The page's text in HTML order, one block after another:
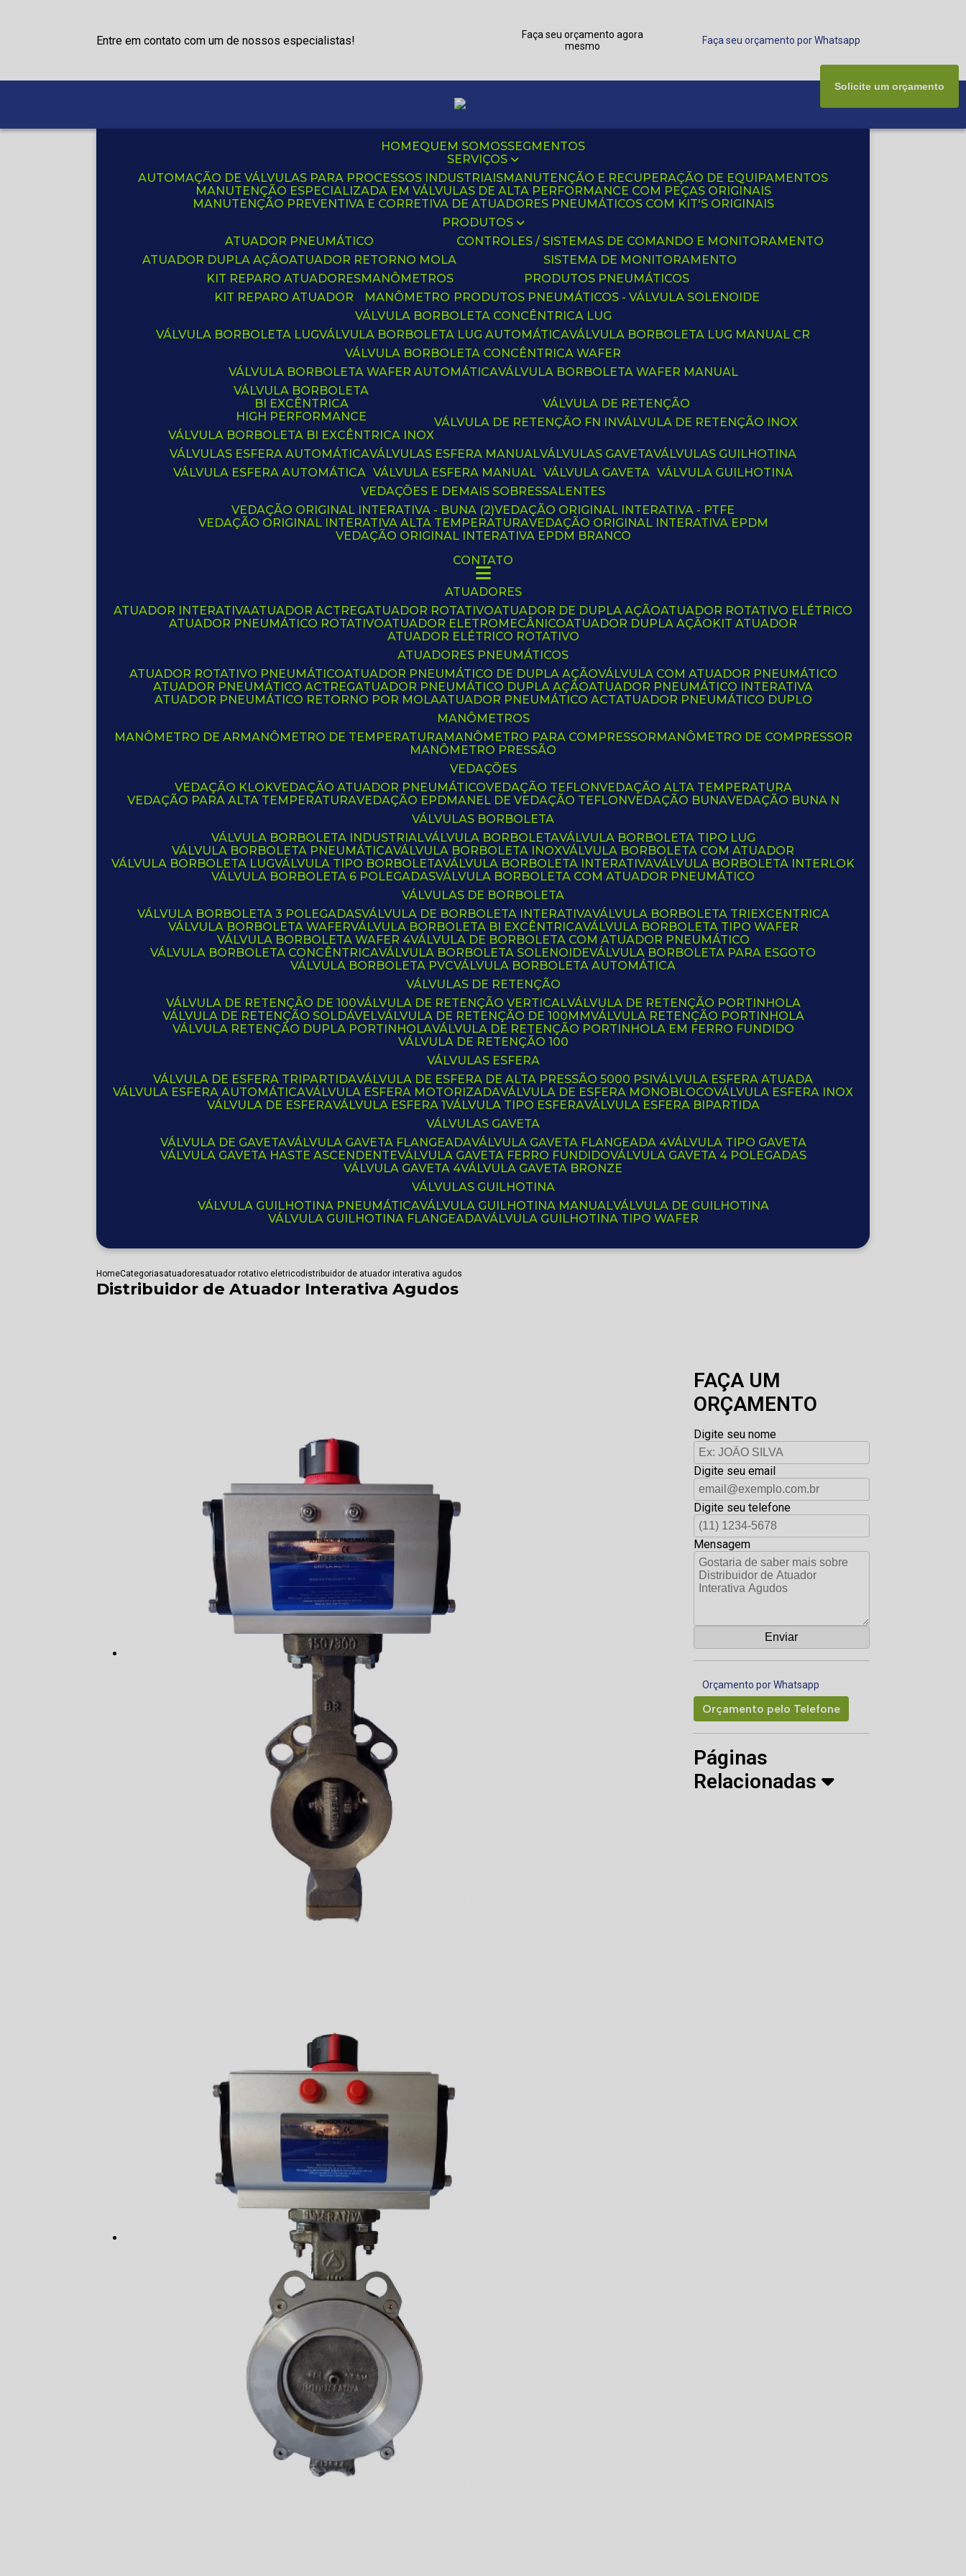
Entre em contato com um de nossos especialistas!
Faça seu orçamento agora
mesmo
Faça seu orçamento por Whatsapp
HOME QUEM SOMOS
SEGMENTOS
SERVIÇOS
AUTOMAÇÃO DE VÁLVULAS PARA PROCESSOS INDUSTRIAIS
MANUTENÇÃO E RECUPERAÇÃO DE EQUIPAMENTOS
MANUTENÇÃO ESPECIALIZADA EM VÁLVULAS DE ALTA PERFORMANCE COM PEÇAS ORIGINAIS
MANUTENÇÃO PREVENTIVA E CORRETIVA DE ATUADORES PNEUMÁTICOS COM KIT'S ORIGINAIS
PRODUTOS
ATUADOR PNEUMÁTICO
ATUADOR DUPLA AÇÃO
ATUADOR RETORNO MOLA
CONTROLES / SISTEMAS DE COMANDO E MONITORAMENTO
SISTEMA DE MONITORAMENTO
KIT REPARO ATUADORES
KIT REPARO ATUADOR
MANÔMETROS
MANÔMETRO
PRODUTOS PNEUMÁTICOS
PRODUTOS PNEUMÁTICOS - VÁLVULA SOLENOIDE
VÁLVULA BORBOLETA CONCÊNTRICA LUG
VÁLVULA BORBOLETA LUG VÁLVULA BORBOLETA LUG AUTOMÁTICA VÁLVULA BORBOLETA LUG MANUAL CR
VÁLVULA BORBOLETA CONCÊNTRICA WAFER
VÁLVULA BORBOLETA WAFER AUTOMÁTICA VÁLVULA BORBOLETA WAFER MANUAL
VÁLVULA BORBOLETA
BI EXCÊNTRICA
HIGH PERFORMANCE
VÁLVULA BORBOLETA BI EXCÊNTRICA INOX
VÁLVULA DE RETENÇÃO
VÁLVULA DE RETENÇÃO FN IN VÁLVULA DE RETENÇÃO INOX
VÁLVULAS ESFERA AUTOMÁTICA
VÁLVULA ESFERA AUTOMÁTICA
VÁLVULAS ESFERA MANUAL
VÁLVULA ESFERA MANUAL
VÁLVULAS GAVETA
VÁLVULA GAVETA
VÁLVULAS GUILHOTINA
VÁLVULA GUILHOTINA
VEDAÇÕES E DEMAIS SOBRESSALENTES
VEDAÇÃO ORIGINAL INTERATIVA - BUNA (2)
VEDAÇÃO ORIGINAL INTERATIVA - PTFE
VEDAÇÃO ORIGINAL INTERATIVA ALTA TEMPERATURA VEDAÇÃO ORIGINAL INTERATIVA EPDM
VEDAÇÃO ORIGINAL INTERATIVA EPDM BRANCO
CONTATO
ATUADORES
ATUADOR INTERATIVA ATUADOR ACTREG ATUADOR ROTATIVO ATUADOR DE DUPLA AÇÃO
ATUADOR ROTATIVO ELÉTRICO
ATUADOR PNEUMÁTICO ROTATIVO
ATUADOR ELETROMECÂNICO ATUADOR DUPLA AÇÃO
KIT ATUADOR
ATUADOR ELÉTRICO ROTATIVO
ATUADORES PNEUMÁTICOS
ATUADOR ROTATIVO PNEUMÁTICO
ATUADOR PNEUMÁTICO DE DUPLA AÇÃO VÁLVULA COM ATUADOR PNEUMÁTICO
ATUADOR PNEUMÁTICO ACTREG
ATUADOR PNEUMÁTICO DUPLA AÇÃO
ATUADOR PNEUMÁTICO INTERATIVA
ATUADOR PNEUMÁTICO RETORNO POR MOLA ATUADOR PNEUMÁTICO ACT
ATUADOR PNEUMÁTICO DUPLO
MANÔMETROS
MANÔMETRO DE AR
MANÔMETRO DE TEMPERATURA MANÔMETRO PARA COMPRESSOR
MANÔMETRO DE COMPRESSOR
MANÔMETRO PRESSÃO
VEDAÇÕES
VEDAÇÃO KLOK VEDAÇÃO ATUADOR PNEUMÁTICO VEDAÇÃO TEFLON
VEDAÇÃO ALTA TEMPERATURA
VEDAÇÃO PARA ALTA TEMPERATURA VEDAÇÃO EPDM ANEL DE VEDAÇÃO TEFLON VEDAÇÃO BUNA VEDAÇÃO BUNA N
VÁLVULAS BORBOLETA
VÁLVULA BORBOLETA INDUSTRIAL VÁLVULA BORBOLETA VÁLVULA BORBOLETA TIPO LUG
VÁLVULA BORBOLETA PNEUMÁTICA VÁLVULA BORBOLETA INOX VÁLVULA BORBOLETA COM ATUADOR
VÁLVULA BORBOLETA LUG VÁLVULA TIPO BORBOLETA VÁLVULA BORBOLETA INTERATIVA VÁLVULA BORBOLETA INTERLOK
VÁLVULA BORBOLETA 6 POLEGADAS VÁLVULA BORBOLETA COM ATUADOR PNEUMÁTICO
VÁLVULAS DE BORBOLETA
VÁLVULA BORBOLETA 3 POLEGADAS VÁLVULA DE BORBOLETA INTERATIVA VÁLVULA BORBOLETA TRIEXCENTRICA
VÁLVULA BORBOLETA WAFER VÁLVULA BORBOLETA BI EXCÊNTRICA VÁLVULA BORBOLETA TIPO WAFER
VÁLVULA BORBOLETA WAFER 4 VÁLVULA DE BORBOLETA COM ATUADOR PNEUMÁTICO
VÁLVULA BORBOLETA CONCÊNTRICA VÁLVULA BORBOLETA SOLENOIDE VÁLVULA BORBOLETA PARA ESGOTO
VÁLVULA BORBOLETA PVC VÁLVULA BORBOLETA AUTOMÁTICA
VÁLVULAS DE RETENÇÃO
VÁLVULA DE RETENÇÃO DE 100 VÁLVULA DE RETENÇÃO VERTICAL VÁLVULA DE RETENÇÃO PORTINHOLA
VÁLVULA DE RETENÇÃO SOLDÁVEL VÁLVULA DE RETENÇÃO DE 100MM
VÁLVULA RETENÇÃO PORTINHOLA
VÁLVULA RETENÇÃO DUPLA PORTINHOLA VÁLVULA DE RETENÇÃO PORTINHOLA EM FERRO FUNDIDO
VÁLVULA DE RETENÇÃO 100
VÁLVULAS ESFERA
VÁLVULA DE ESFERA TRIPARTIDA VÁLVULA DE ESFERA DE ALTA PRESSÃO 5000 PSI VÁLVULA ESFERA ATUADA
VÁLVULA ESFERA AUTOMÁTICA VÁLVULA ESFERA MOTORIZADA VÁLVULA DE ESFERA MONOBLOCO VÁLVULA ESFERA INOX
VÁLVULA DE ESFERA VÁLVULA ESFERA 1 VÁLVULA TIPO ESFERA VÁLVULA ESFERA BIPARTIDA
VÁLVULAS GAVETA
VÁLVULA DE GAVETA VÁLVULA GAVETA FLANGEADA VÁLVULA GAVETA FLANGEADA 4 VÁLVULA TIPO GAVETA
VÁLVULA GAVETA HASTE ASCENDENTE VÁLVULA GAVETA FERRO FUNDIDO VÁLVULA GAVETA 4 POLEGADAS
VÁLVULA GAVETA 4 VÁLVULA GAVETA BRONZE
VÁLVULAS GUILHOTINA
VÁLVULA GUILHOTINA PNEUMÁTICA VÁLVULA GUILHOTINA MANUAL VÁLVULA DE GUILHOTINA
VÁLVULA GUILHOTINA FLANGEADA VÁLVULA GUILHOTINA TIPO WAFER
Solicite um orçamento
HomeCategoriasatuadoresatuador rotativo eletricodistribuidor de atuador interativa agudos
Distribuidor de Atuador Interativa Agudos
FAÇA UM
ORÇAMENTO
Digite seu nome
Digite seu email
Digite seu telefone
Mensagem
Orçamento por Whatsapp
Orçamento pelo Telefone
Páginas
Relacionadas